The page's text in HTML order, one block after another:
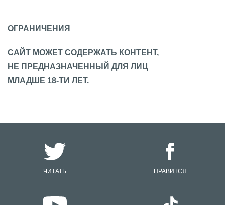
ОГРАНИЧЕНИЯ
САЙТ МОЖЕТ СОДЕРЖАТЬ КОНТЕНТ,
НЕ ПРЕДНАЗНАЧЕННЫЙ ДЛЯ ЛИЦ
МЛАДШЕ 18-ТИ ЛЕТ.
ЧИТАТЬ НРАВИТСЯ